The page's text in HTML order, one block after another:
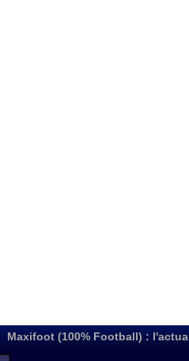
Maxifoot (100% Football) :